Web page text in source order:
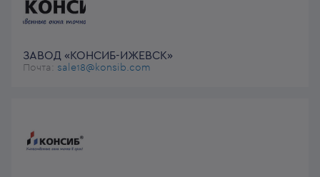
ЗАВОД «КОНСИБ-ИЖЕВСК»
Почта: sale18@konsib.com